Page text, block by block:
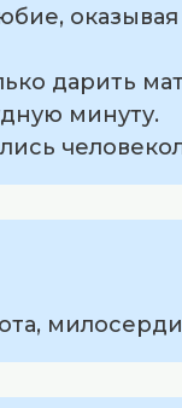
дарить
минуту.